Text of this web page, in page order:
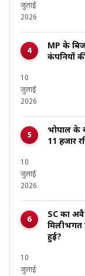
जुलाई
2026
MP के
कंपनियों
10
जुलाई
2026
भोपाल के
11 हजार
10
जुलाई
2026
SC का
मिलीभगत
हुई?
10
जुलाई